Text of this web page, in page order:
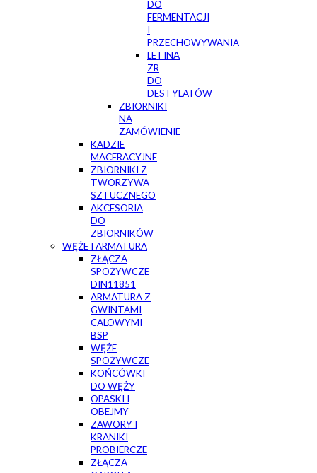
DO
FERMENTACJI
I
PRZECHOWYWANIA
LETINA
ZR
DO
DESTYLATÓW
ZBIORNIKI
NA
ZAMÓWIENIE
KADZIE
MACERACYJNE
ZBIORNIKI Z
TWORZYWA
SZTUCZNEGO
AKCESORIA
DO
ZBIORNIKÓW
WĘŻE I ARMATURA
ZŁĄCZA
SPOŻYWCZE
DIN11851
ARMATURA Z
GWINTAMI
CALOWYMI
BSP
WĘŻE
SPOŻYWCZE
KOŃCÓWKI
DO WĘŻY
OPASKI I
OBEJMY
ZAWORY I
KRANIKI
PROBIERCZE
ZŁĄCZA